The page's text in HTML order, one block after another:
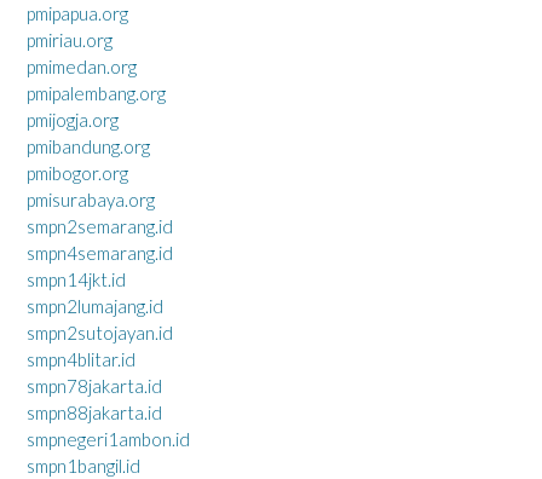
pmipapua.org
pmiriau.org
pmimedan.org
pmipalembang.org
pmijogja.org
pmibandung.org
pmibogor.org
pmisurabaya.org
smpn2semarang.id
smpn4semarang.id
smpn14jkt.id
smpn2lumajang.id
smpn2sutojayan.id
smpn4blitar.id
smpn78jakarta.id
smpn88jakarta.id
smpnegeri1ambon.id
smpn1bangil.id